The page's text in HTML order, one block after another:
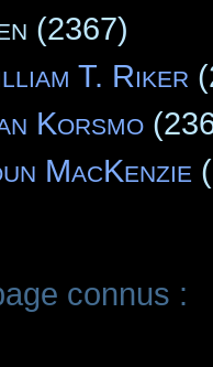
(2367)
T. Riker
Korsmo
MacKenzie
connus :